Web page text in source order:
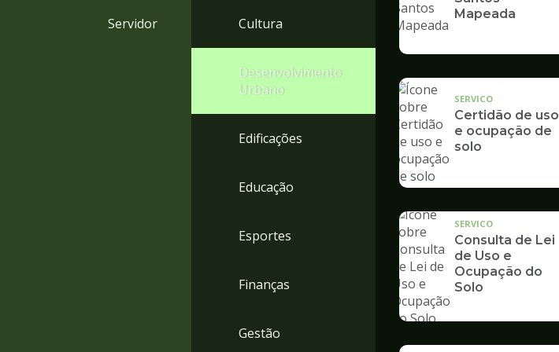
Servidor Cultura
Desenvolvimento
Urbano
Edificações
Educação
Esportes
Finanças
Gestão
Mapeada
SERVICO
Certidão de uso
e ocupação de
solo
SERVICO
Consulta de Lei
de Uso e
Ocupação do
Solo